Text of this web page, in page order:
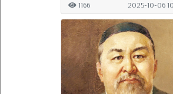
1166 2025-10-06